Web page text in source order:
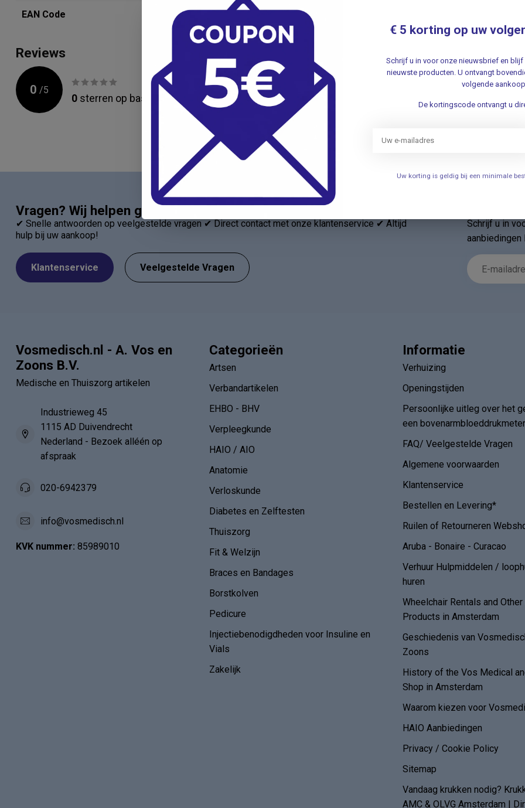
EAN Code
Reviews
0 /5
0 sterren op basis van0 beoordelingen
Vragen? Wij helpen graag!
✔ Snelle antwoorden op veelgestelde vragen ✔ Direct contact met onze klantenservice ✔ Altijd
hulp bij uw aankoop!
Klantenservice Veelgestelde Vragen
Schrijf u in
Vosmedisch.nl - A. Vos en
Zoons B.V.
Medische en Thuiszorg artikelen
Industrieweg 45
1115 AD Duivendrecht
Nederland - Bezoek alléén op
afspraak
020-6942379
info@vosmedisch.nl
KVK nummer: 85989010
Categorieën
Artsen
Verbandartikelen
EHBO - BHV
Verpleegkunde
HAIO / AIO
Anatomie
Verloskunde
Diabetes en Zelftesten
Thuiszorg
Fit & Welzijn
Braces en Bandages
Borstkolven
Pedicure
Injectiebenodigdheden voor Insuline en
Vials
Zakelijk
Informatie
Verhuizing
Openingstijden
Persoonlijke uitleg over het
een bovenarmbloeddrukmeter
FAQ/ Veelgestelde Vragen
Algemene voorwaarden
Klantenservice
Bestellen en Levering*
Ruilen of Retourneren
Aruba - Bonaire - Curacao
Verhuur Hulpmiddelen /
huren
Wheelchair Rentals and Other
Products in Amsterdam
Geschiedenis van
Zoons
History of the Vos Medical
Shop in Amsterdam
Waarom kiezen voor
HAIO Aanbiedingen
Privacy / Cookie Policy
Sitemap
Vandaag krukken nodig?
AMC & OLVG Amsterdam |
€ 5 korting op uw
Schrijf u in voor onze nieuwsbrief en
nieuwste producten. U ontvangt
volgende aankoop.
De kortingscode ontvangt u
Uw korting is geldig bij een minimale